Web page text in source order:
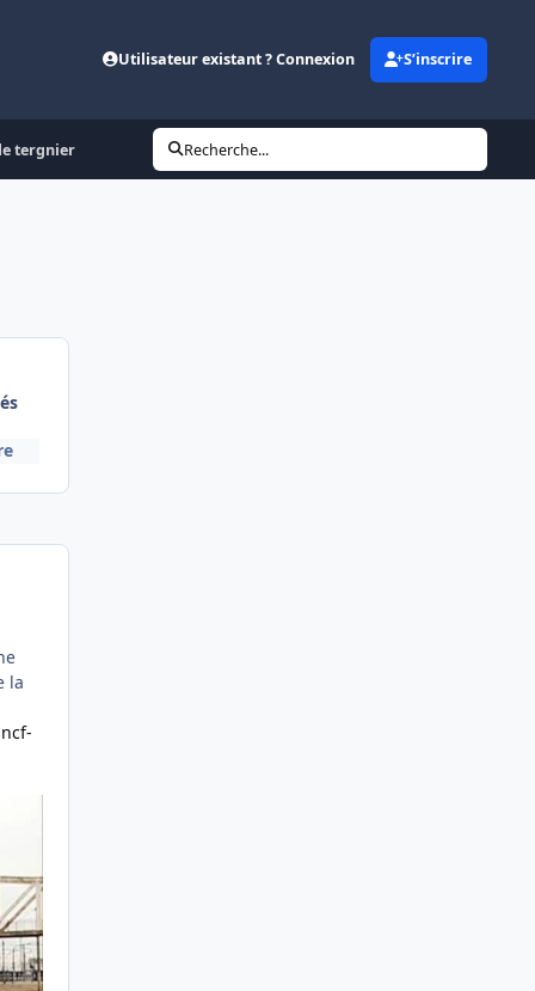
Utilisateur existant ? Connexion S’inscrire
tergnier Recherche...
la